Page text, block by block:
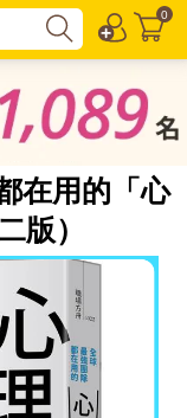
0
在用的「心
版）